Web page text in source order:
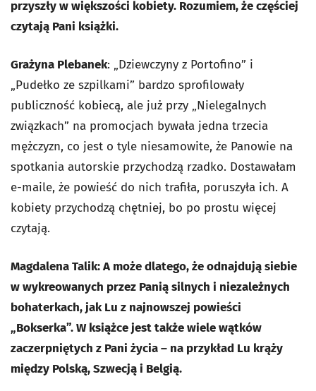
przyszły w większości kobiety. Rozumiem, że częściej
czytają Pani książki.
Grażyna Plebanek: „Dziewczyny z Portofino” i
„Pudełko ze szpilkami” bardzo sprofilowały
publiczność kobiecą, ale już przy „Nielegalnych
związkach” na promocjach bywała jedna trzecia
mężczyzn, co jest o tyle niesamowite, że Panowie na
spotkania autorskie przychodzą rzadko. Dostawałam
e-maile, że powieść do nich trafiła, poruszyła ich. A
kobiety przychodzą chętniej, bo po prostu więcej
czytają.
Magdalena Talik: A może dlatego, że odnajdują siebie
w wykreowanych przez Panią silnych i niezależnych
bohaterkach, jak Lu z najnowszej powieści
„Bokserka”. W książce jest także wiele wątków
zaczerpniętych z Pani życia – na przykład Lu krąży
między Polską, Szwecją i Belgią.